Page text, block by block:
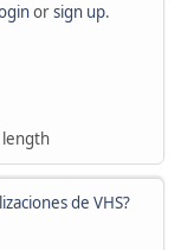
orsign up.
length
de VHS?